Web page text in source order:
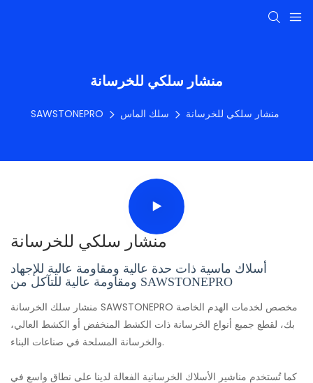
منشار سلكي للخرسانة
SAWSTONEPRO سلك الماس منشار سلكي للخرسانة
منشار سلكي للخرسانة
أسلاك ماسية ذات حدة عالية ومقاومة عالية للإجهاد
ومقاومة عالية للتآكل من SAWSTONEPRO
منشار سلك الخرسانة SAWSTONEPRO مخصص لخدمات الهدم الخاصة
بك، لقطع جميع أنواع الخرسانة ذات الكشط المنخفض أو الكشط العالي،
والخرسانة المسلحة في صناعات البناء.
كما تُستخدم مناشير الأسلاك الخرسانية الفعالة لدينا على نطاق واسع في